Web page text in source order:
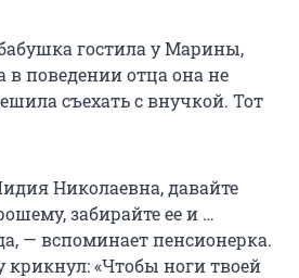
гостила у Марины,
в поведении отца она не
съехать с внучкой. Тот
Николаевна, давайте
забирайте ее и …
— вспоминает пенсионерка.
крикнул: «Чтобы ноги твоей